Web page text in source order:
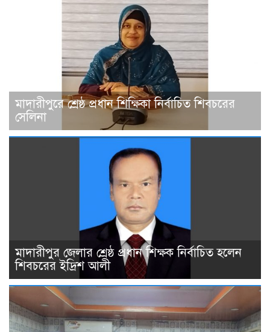
মাদারীপুরে শ্রেষ্ঠ প্রধান শিক্ষিকা নির্বাচিত শিবচরের
সেলিনা
মাদারীপুর জেলার শ্রেষ্ঠ প্রধান শিক্ষক নির্বাচিত হলেন
শিবচরের ইদ্রিশ আলী